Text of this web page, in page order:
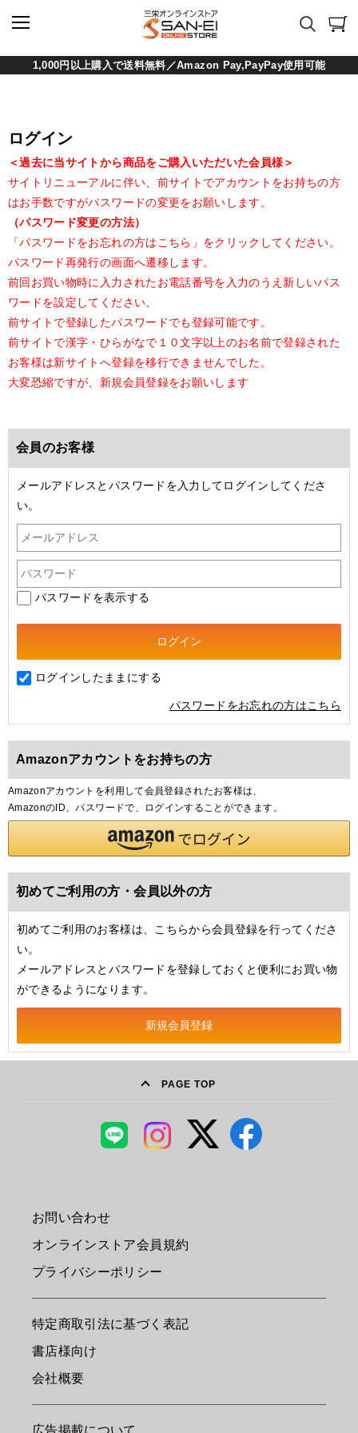
1,000円以上購入で送料無料／Amazon Pay,PayPay使用可能
ログイン
＜過去に当サイトから商品をご購入いただいた会員様＞
サイトリニューアルに伴い、前サイトでアカウントをお持ちの方
はお手数ですがパスワードの変更をお願いします。
（パスワード変更の方法）
「パスワードをお忘れの方はこちら」をクリックしてください。
パスワード再発行の画面へ遷移します。
前回お買い物時に入力されたお電話番号を入力のうえ新しいパス
ワードを設定してください。
前サイトで登録したパスワードでも登録可能です。
前サイトで漢字・ひらがなで１０文字以上のお名前で登録された
お客様は新サイトへ登録を移行できませんでした。
大変恐縮ですが、新規会員登録をお願いします
会員のお客様
メールアドレスとパスワードを入力してログインしてくださ
い。
パスワードを表示する
ログインしたままにする
パスワードをお忘れの方はこちら
Amazonアカウントをお持ちの方
Amazonアカウントを利用して会員登録されたお客様は、
AmazonのID、パスワードで、ログインすることができます。
初めてご利用の方・会員以外の方
初めてご利用のお客様は、こちらから会員登録を行ってくださ
い。
メールアドレスとパスワードを登録しておくと便利にお買い物
ができるようになります。
PAGE TOP
お問い合わせ
オンラインストア会員規約
プライバシーポリシー
特定商取引法に基づく表記
書店様向け
会社概要
広告掲載について